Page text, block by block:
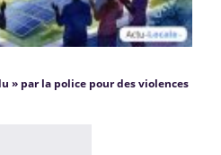
» par la police pour des violences